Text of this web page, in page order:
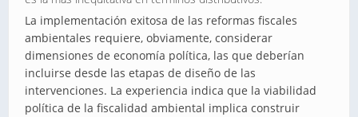
La implementación exitosa de las reformas fiscales
ambientales requiere, obviamente, considerar
dimensiones de economía política, las que deberían
incluirse desde las etapas de diseño de las
intervenciones. La experiencia indica que la viabilidad
política de la fiscalidad ambiental implica construir